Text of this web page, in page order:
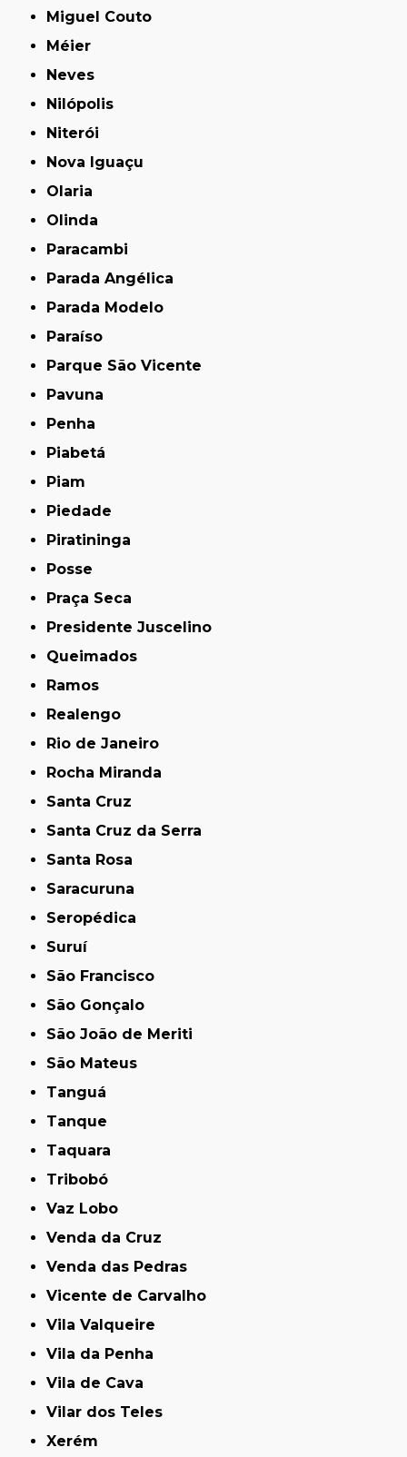
Miguel Couto
Méier
Neves
Nilópolis
Niterói
Nova Iguaçu
Olaria
Olinda
Paracambi
Parada Angélica
Parada Modelo
Paraíso
Parque São Vicente
Pavuna
Penha
Piabetá
Piam
Piedade
Piratininga
Posse
Praça Seca
Presidente Juscelino
Queimados
Ramos
Realengo
Rio de Janeiro
Rocha Miranda
Santa Cruz
Santa Cruz da Serra
Santa Rosa
Saracuruna
Seropédica
Suruí
São Francisco
São Gonçalo
São João de Meriti
São Mateus
Tanguá
Tanque
Taquara
Tribobó
Vaz Lobo
Venda da Cruz
Venda das Pedras
Vicente de Carvalho
Vila Valqueire
Vila da Penha
Vila de Cava
Vilar dos Teles
Xerém